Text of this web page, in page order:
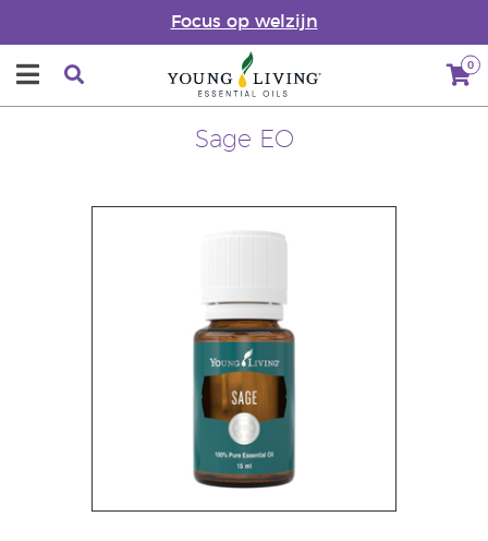
Focus op welzijn
0
Sage EO